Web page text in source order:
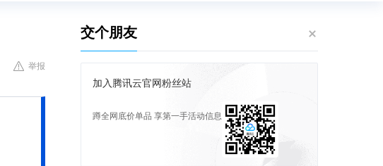
举报
交个朋友
加入腾讯云官网粉丝站
蹲全网底价单品 享第一手活动信息